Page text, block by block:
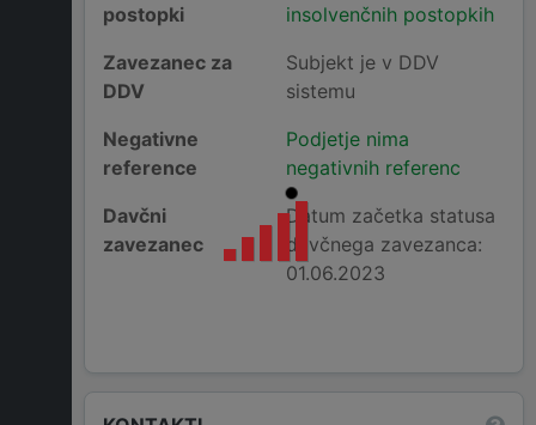
postopki
insolvenčnih postopkih
Zavezanec za
DDV
Subjekt je v DDV
sistemu
Negativne
reference
Podjetje nima
negativnih referenc
Davčni
zavezanec
Datum začetka statusa
davčnega zavezanca:
01.06.2023